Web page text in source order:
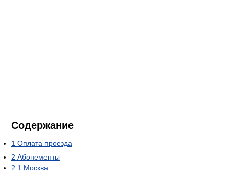
Содержание
1 Оплата проезда
2 Абонементы
2.1 Москва